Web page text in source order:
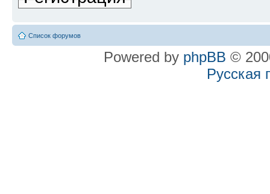
Список форумов
Powered by phpBB ©
Русская